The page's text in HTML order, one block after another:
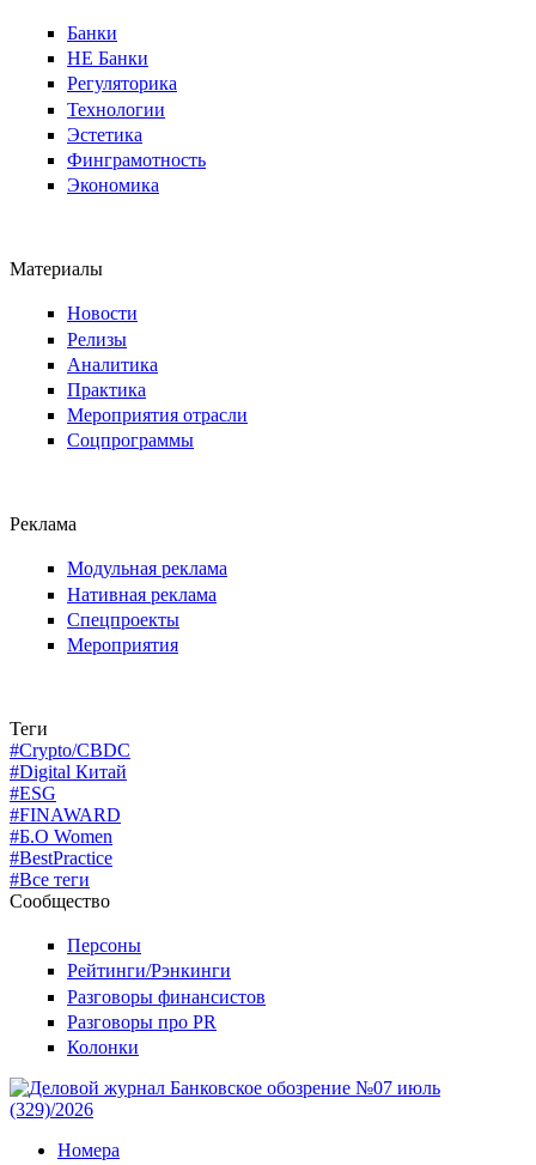
Банки
НЕ Банки
Регуляторика
Технологии
Эстетика
Финграмотность
Экономика
Материалы
Новости
Релизы
Аналитика
Практика
Мероприятия отрасли
Соцпрограммы
Реклама
Модульная реклама
Нативная реклама
Спецпроекты
Мероприятия
Теги
#Crypto/CBDC
#Digital Китай
#ESG
#FINAWARD
#Б.О Women
#BestPractice
#Все теги
Сообщество
Персоны
Рейтинги/Рэнкинги
Разговоры финансистов
Разговоры про PR
Колонки
Номера